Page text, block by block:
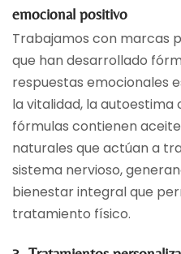
emocional positivo
Trabajamos con marcas
que han desarrollado
respuestas emocionales
la vitalidad, la autoestima
fórmulas contienen
naturales que actúan a
sistema nervioso,
bienestar integral que
tratamiento físico.